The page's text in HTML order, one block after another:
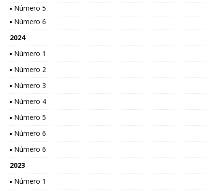
▪ Número 5
▪ Número 6
2024
▪ Número 1
▪ Número 2
▪ Número 3
▪ Número 4
▪ Número 5
▪ Número 6
▪ Número 6
2023
▪ Número 1